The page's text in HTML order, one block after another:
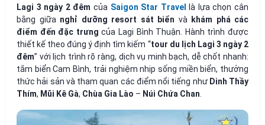
Lagi 3 ngày 2 đêm của Saigon Star Travel
là lựa chọn cân
bằng giữa nghỉ dưỡng resort sát biển và
khám phá các
điểm đến đặc trưng của Lagi Bình Thuận. Hành trình được
thiết kế theo đúng ý định tìm kiếm “tour du lịch Lagi 3 ngày 2
đêm” với lịch trình rõ ràng, dịch vụ minh bạch, dễ chốt nhanh:
tắm biển Cam Bình, trải nghiệm nhịp sống miền biển, thưởng
thức hải sản và tham quan các điểm nổi tiếng như Dinh Thầy
Thím, Mũi Kê Gà, Chùa Gia Lào – Núi Chứa Chan